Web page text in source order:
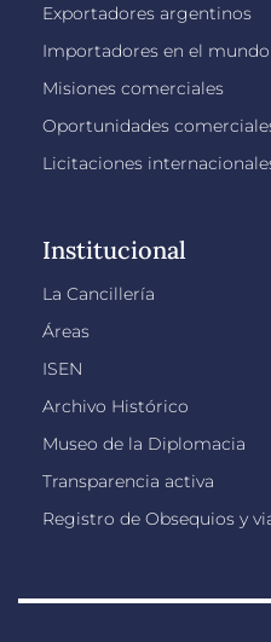
Exportadores argentinos
Importadores en el mundo
Misiones comerciales
Oportunidades
Licitaciones
Institucional
La Cancillería
Áreas
ISEN
Archivo Histórico
Museo de la Diplomacia
Transparencia activa
Registro de Obsequios y